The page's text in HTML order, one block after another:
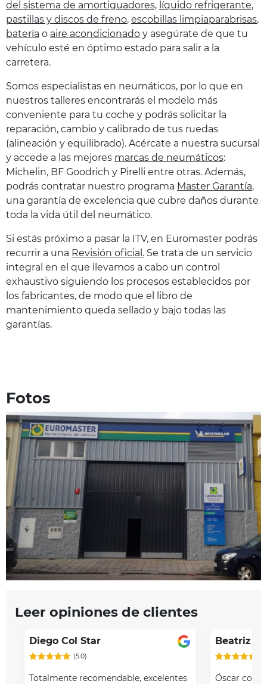
del sistema de amortiguadores, líquido refrigerante,
pastillas y discos de freno, escobillas limpiaparabrisas,
batería o aire acondicionado y asegúrate de que tu
vehículo esté en óptimo estado para salir a la
carretera.
Somos especialistas en neumáticos, por lo que en
nuestros talleres encontrarás el modelo más
conveniente para tu coche y podrás solicitar la
reparación, cambio y calibrado de tus ruedas
(alineación y equilibrado). Acércate a nuestra sucursal
y accede a las mejores marcas de neumáticos:
Michelin, BF Goodrich y Pirelli entre otras. Además,
podrás contratar nuestro programa Master Garantía,
una garantía de excelencia que cubre daños durante
toda la vida útil del neumático.
Si estás próximo a pasar la ITV, en Euromaster podrás
recurrir a una Revisión oficial. Se trata de un servicio
integral en el que llevamos a cabo un control
exhaustivo siguiendo los procesos establecidos por
los fabricantes, de modo que el libro de
mantenimiento queda sellado y bajo todas las
garantías.
Fotos
Leer opiniones de clientes
Diego Col Star
(5.0)
Totalmente recomendable, excelentes
Beatriz
Óscar